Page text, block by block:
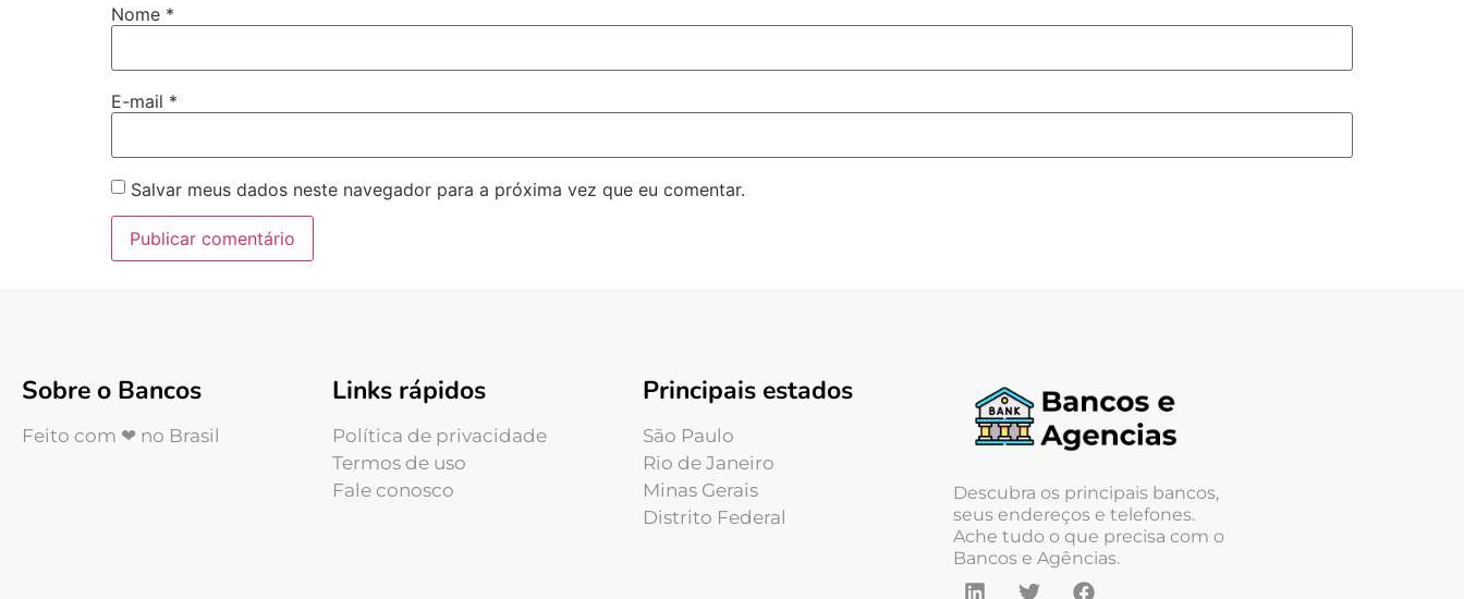
Nome *
E-mail *
Salvar meus dados neste navegador para a próxima vez que eu comentar.
Sobre o Bancos
Feito com ❤ no Brasil
Links rápidos
Política de privacidade
Termos de uso
Fale conosco
Principais estados
São Paulo
Rio de Janeiro
Minas Gerais
Distrito Federal
Descubra os principais bancos,
seus endereços e telefones.
Ache tudo o que precisa com o
Bancos e Agências.